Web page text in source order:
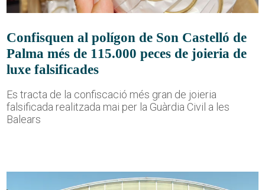
Confisquen al polígon de Son Castelló de
Palma més de 115.000 peces de joieria de
luxe falsificades
Es tracta de la confiscació més gran de joieria
falsificada realitzada mai per la Guàrdia Civil a les
Balears